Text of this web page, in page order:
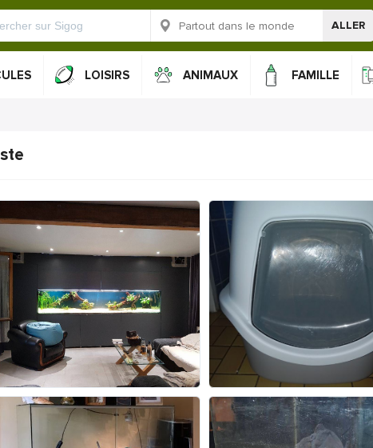
ALLER
LOISIRS ANIMAUX FAMILLE